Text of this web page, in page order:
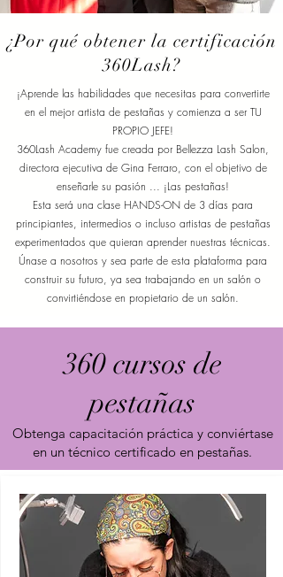
¿Por qué obtener la certificación
360Lash?
¡Aprende las habilidades que necesitas para convertirte
en el mejor artista de pestañas y comienza a ser TU
PROPIO JEFE!
360Lash Academy fue creada por Bellezza Lash Salon,
directora ejecutiva de Gina Ferraro, con el objetivo de
enseñarle su pasión ... ¡Las pestañas!
Esta será una clase HANDS-ON de 3 días para
principiantes, intermedios o incluso artistas de pestañas
experimentados que quieran aprender nuestras técnicas.
Únase a nosotros y sea parte de esta plataforma para
construir su futuro, ya sea trabajando en un salón o
convirtiéndose en propietario de un salón.
360 cursos de
pestañas
Obtenga capacitación práctica y conviértase
en un técnico certificado en pestañas.